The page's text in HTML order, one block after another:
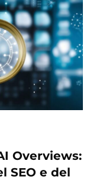
Overviews:
SEO e del